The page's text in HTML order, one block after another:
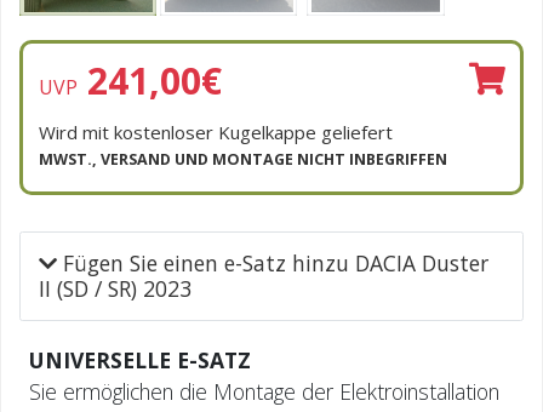
UVP 241,00€
Wird mit kostenloser Kugelkappe geliefert
MWST., VERSAND UND MONTAGE NICHT INBEGRIFFEN
Fügen Sie einen e-Satz hinzu DACIA Duster
II (SD / SR) 2023
UNIVERSELLE E-SATZ
Sie ermöglichen die Montage der Elektroinstallation